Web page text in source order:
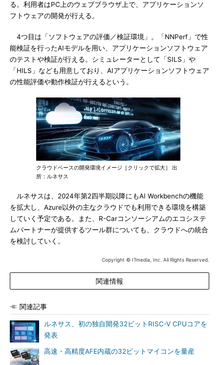
る。利用者はPC上のウェブブラウザ上で、アプリケーションソ
フトウェアの開発が行える。
4つ目は「ソフトウェアの評価／検証環境」。「NNPerf」で性
能検証を行ったAIモデルを用い、アプリケーションソフトウェア
のテストや検証が行える。シミュレーターとして「SILS」や
「HILS」なども用意しており、AIアプリケーションソフトウェア
の性能評価や動作検証が行えるという。
クラウドベースの開発環境イメージ［クリックで拡大］ 出
所：ルネサス
ルネサスは、2024年第2四半期以降にもAI Workbenchの機能
を拡大し、Azure以外の主なクラウドでも利用できる環境を構築
していく予定である。また、R-Carコンソーシアムのエコシステ
ムパートナーが提供するツール群についても、クラウドへの統合
を検討していく。
Copyright © ITmedia, Inc. All Rights Reserved.
関連情報
関連記事
ルネサス、初の独自開発32ビットRISC-V CPUコアを
発表
高速・高精度AFE内蔵の32ビットマイコンを量産